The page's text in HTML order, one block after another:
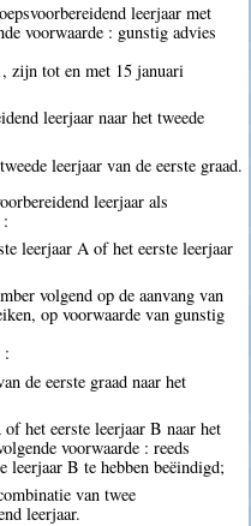
leerjaar met
voorwaarde : gunstig advies
zijn tot en met 15 januari
leerjaar naar het tweede
leerjaar van de eerste graad.
leerjaar als
leerjaar A of het eerste leerjaar
volgend op de aanvang van
op voorwaarde van gunstig
:
de eerste graad naar het
het eerste leerjaar B naar het
voorwaarde : reeds
leerjaar B te hebben beëindigd;
van twee
leerjaar.